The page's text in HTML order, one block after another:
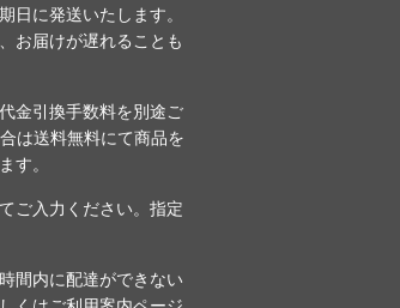
日に発送いたします。
お届けが遅れることも
金引換手数料を別途ご
は送料無料にて商品を
す。
ご入力ください。指定
間内に配達ができない